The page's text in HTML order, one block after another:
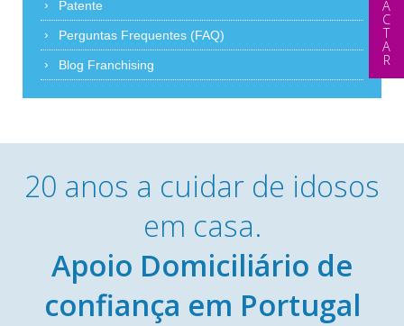
Patente
Perguntas Frequentes (FAQ)
Blog Franchising
20 anos a cuidar de idosos
em casa.
Apoio Domiciliário de
confiança em Portugal